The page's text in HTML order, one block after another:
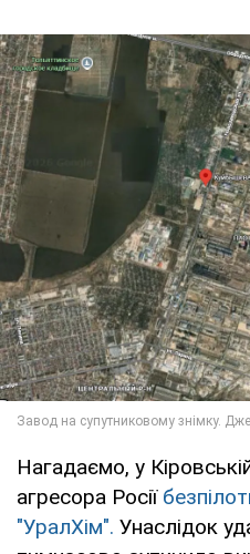
Нагадаємо, у
агресора Росії
"УралХім". Унаслідок